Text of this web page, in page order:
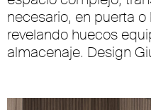
necesario, en puerta
revelando huecos
almacenaje. Design